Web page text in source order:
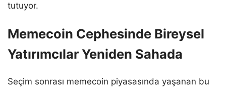
tutuyor.
Memecoin Cephesinde Bireysel
Yatırımcılar Yeniden Sahada
Seçim sonrası memecoin piyasasında yaşanan bu